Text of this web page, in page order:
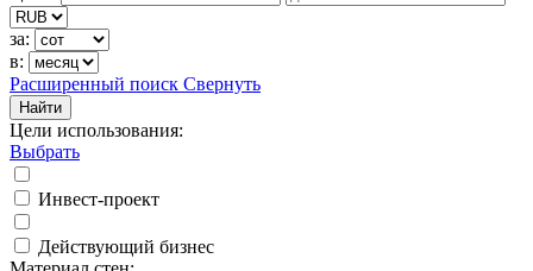
за:
в:
Расширенный поиск Свернуть
Найти
Цели использования:
Выбрать
Инвест-проект
Действующий бизнес